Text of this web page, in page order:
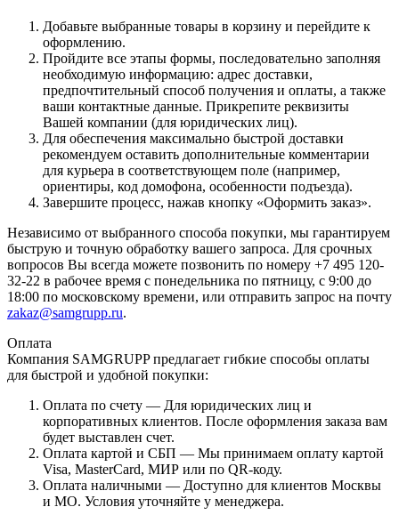
Добавьте выбранные товары в корзину и перейдите к
оформлению.
Пройдите все этапы формы, последовательно заполняя
необходимую информацию: адрес доставки,
предпочтительный способ получения и оплаты, а также
ваши контактные данные. Прикрепите реквизиты
Вашей компании (для юридических лиц).
Для обеспечения максимально быстрой доставки
рекомендуем оставить дополнительные комментарии
для курьера в соответствующем поле (например,
ориентиры, код домофона, особенности подъезда).
Завершите процесс, нажав кнопку «Оформить заказ».
Независимо от выбранного способа покупки, мы гарантируем
быструю и точную обработку вашего запроса. Для срочных
вопросов Вы всегда можете позвонить по номеру +7 495 120-
32-22 в рабочее время с понедельника по пятницу, с 9:00 до
18:00 по московскому времени, или отправить запрос на почту
zakaz@samgrupp.ru.
Оплата
Компания SAMGRUPP предлагает гибкие способы оплаты
для быстрой и удобной покупки:
Оплата по счету — Для юридических лиц и
корпоративных клиентов. После оформления заказа вам
будет выставлен счет.
Оплата картой и СБП — Мы принимаем оплату картой
Visa, MasterCard, МИР или по QR-коду.
Оплата наличными — Доступно для клиентов Москвы
и МО. Условия уточняйте у менеджера.